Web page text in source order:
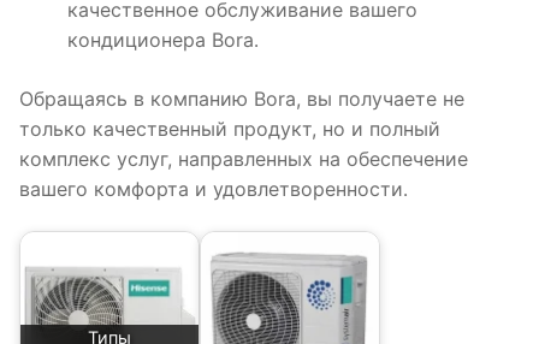
качественное обслуживание вашего
кондиционера Bora․
Обращаясь в компанию Bora, вы получаете не
только качественный продукт, но и полный
комплекс услуг, направленных на обеспечение
вашего комфорта и удовлетворенности․
Типы